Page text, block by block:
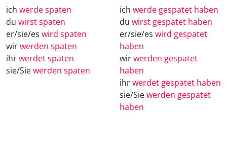
ich werde spaten
du wirst spaten
er/sie/es wird spaten
wirwerden spaten
ihrwerdet spaten
sie/Siewerden spaten
ich werde gespatet haben
du wirst gespatet haben
er/sie/es wird gespatet
haben
wirwerden gespatet
haben
ihrwerdet gespatet haben
sie/Siewerden gespatet
haben